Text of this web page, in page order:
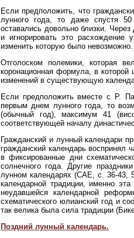
Если предположить, что
лунного года, то даже спустя
оставались довольно близки.
и игнорировать это расхождение
изменить которую было
Отголоском полемики, которая
коронационная формула, в которой
изменений в существующую
Если предположить вместе с Р.
первым днем лунного года, то
(обычный год), максимум 41
соответствующей началу
Гражданский и лунный календари
гражданский календарь воспринял
в фиксированные дни
солнечного года. Другие
лунном календарях (САЕ, с. 36-43,
календарной традиции, именно
неудавшейся календарной
схематического юлианский год и
так велика была сила традиции
Поздний лунный календарь.